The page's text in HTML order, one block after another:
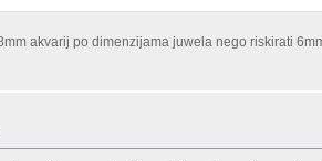
akvarij po dimenzijama juwela nego riskirati